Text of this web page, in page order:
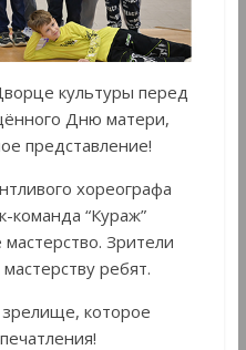
культуры перед
Дню матери,
представление!
хореографа
команда “Кураж”
Зрители
ребят.
которое